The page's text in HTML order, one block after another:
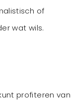
of
wat wils.
profiteren van